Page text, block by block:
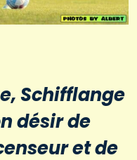
Schifflange
désir de
et de